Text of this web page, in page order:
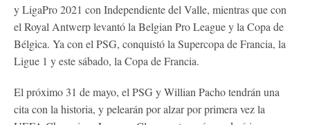
y LigaPro 2021 con Independiente del Valle, mientras que con
el Royal Antwerp levantó la Belgian Pro League y la Copa de
Bélgica. Ya con el PSG, conquistó la Supercopa de Francia, la
Ligue 1 y este sábado, la Copa de Francia.
El próximo 31 de mayo, el PSG y Willian Pacho tendrán una
cita con la historia, y pelearán por alzar por primera vez la